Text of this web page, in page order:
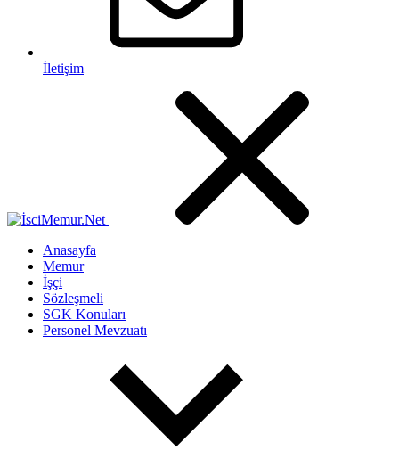
İletişim
Anasayfa
Memur
İşçi
Sözleşmeli
SGK Konuları
Personel Mevzuatı